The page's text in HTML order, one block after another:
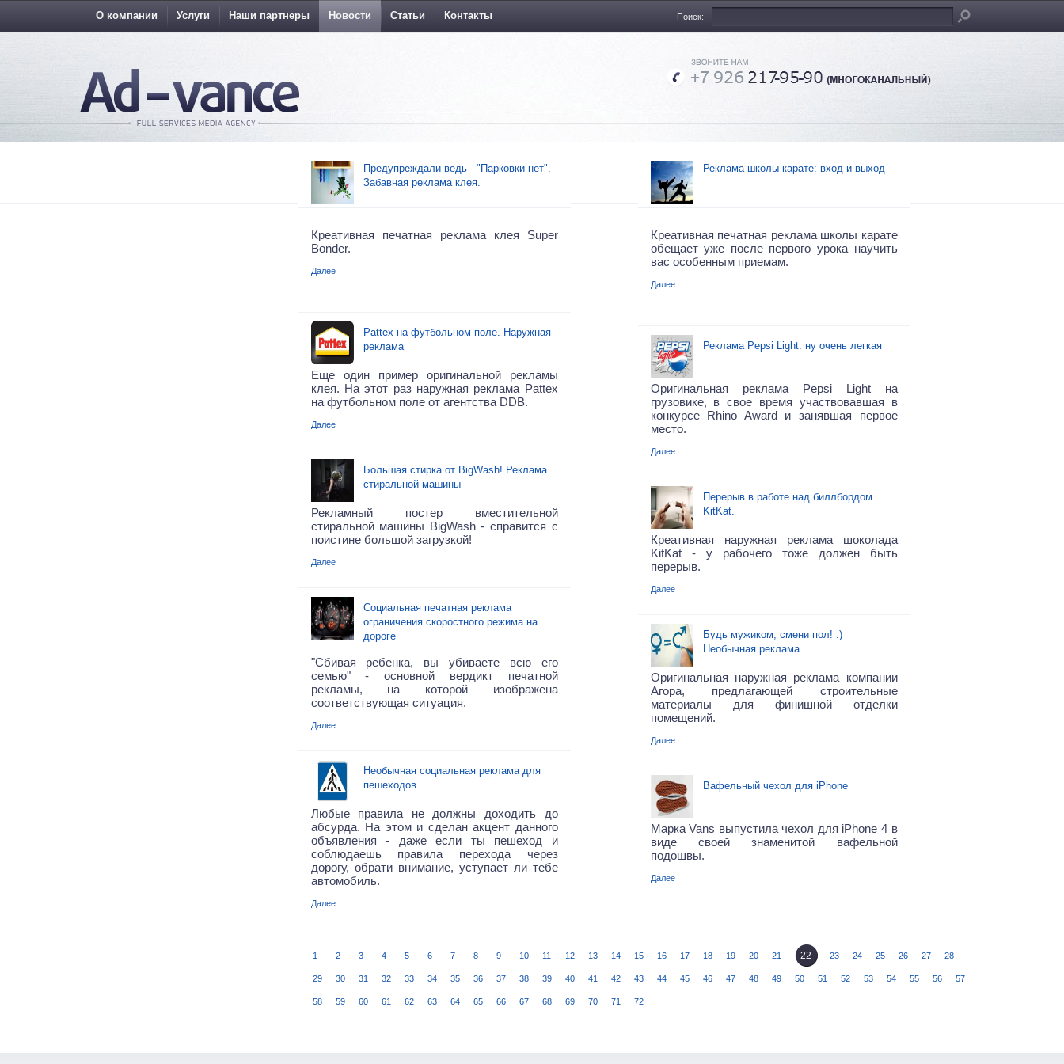
О компании Услуги Наши партнеры Новости Статьи Контакты Поиск:
Предупреждали ведь - "Парковки нет".
Забавная реклама клея.
Креативная печатная реклама клея Super
Bonder.
Далее
Pattex на футбольном поле. Наружная
реклама
Еще один пример оригинальной рекламы
клея. На этот раз наружная реклама Pattex
на футбольном поле от агентства DDB.
Далее
Большая стирка от BigWash! Реклама
стиральной машины
Рекламный постер вместительной
стиральной машины BigWash - справится с
поистине большой загрузкой!
Далее
Социальная печатная реклама
ограничения скоростного режима на
дороге
"Сбивая ребенка, вы убиваете всю его
семью" - основной вердикт печатной
рекламы, на которой изображена
соответствующая ситуация.
Далее
Необычная социальная реклама для
пешеходов
Любые правила не должны доходить до
абсурда. На этом и сделан акцент данного
объявления - даже если ты пешеход и
соблюдаешь правила перехода через
дорогу, обрати внимание, уступает ли тебе
автомобиль.
Далее
Реклама школы карате: вход и выход
Креативная печатная реклама школы карате
обещает уже после первого урока научить
вас особенным приемам.
Далее
Реклама Pepsi Light: ну очень легкая
Оригинальная реклама Pepsi Light на
грузовике, в свое время участвовавшая в
конкурсе Rhino Award и занявшая первое
место.
Далее
Перерыв в работе над биллбордом
KitKat.
Креативная наружная реклама шоколада
KitKat - у рабочего тоже должен быть
перерыв.
Далее
Будь мужиком, смени пол! :)
Необычная реклама
Оригинальная наружная реклама компании
Агора, предлагающей строительные
материалы для финишной отделки
помещений.
Далее
Вафельный чехол для iPhone
Марка Vans выпустила чехол для iPhone 4 в
виде своей знаменитой вафельной
подошвы.
Далее
1 2 3 4 5 6 7 8 9 10 11 12 13 14 15 16 17 18 19 20 21 22 23 24 25 26 27 28
29 30 31 32 33 34 35 36 37 38 39 40 41 42 43 44 45 46 47 48 49 50 51 52 53 54 55 56 57
58 59 60 61 62 63 64 65 66 67 68 69 70 71 72